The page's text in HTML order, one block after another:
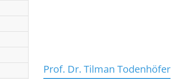
Prof. Dr. Tilman Todenhöfer